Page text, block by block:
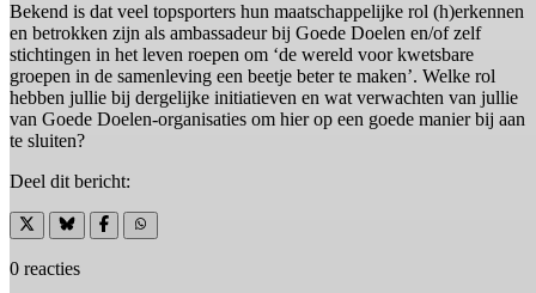
Bekend is dat veel topsporters hun maatschappelijke rol (h)erkennen
en betrokken zijn als ambassadeur bij Goede Doelen en/of zelf
stichtingen in het leven roepen om ‘de wereld voor kwetsbare
groepen in de samenleving een beetje beter te maken’. Welke rol
hebben jullie bij dergelijke initiatieven en wat verwachten van jullie
van Goede Doelen-organisaties om hier op een goede manier bij aan
te sluiten?
Deel dit bericht:
0 reacties